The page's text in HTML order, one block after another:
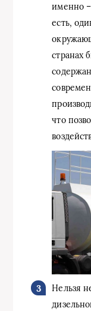
именно
есть,
странах
что
Нельзя